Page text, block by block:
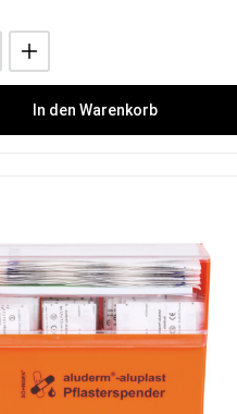
In den Warenkorb